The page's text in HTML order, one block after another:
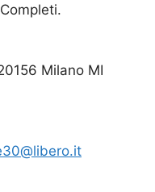
Milano MI